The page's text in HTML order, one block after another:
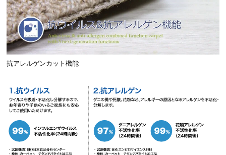
抗アレルゲンカット機能